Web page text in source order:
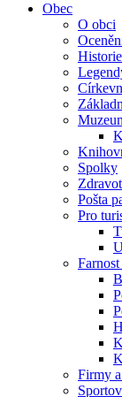
Obec
O obci
Historie
Spolky
Pošta
Pro
Firmy